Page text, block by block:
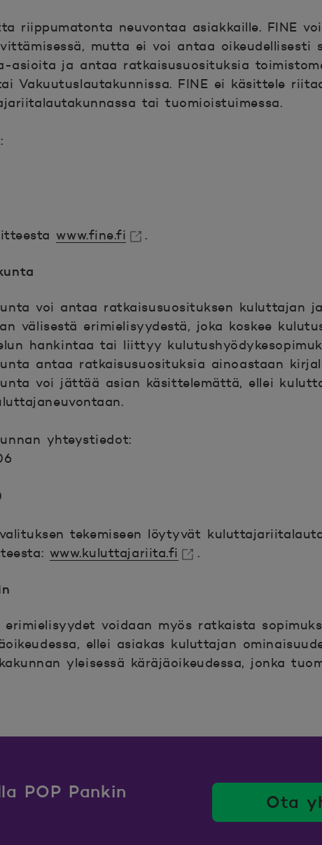
riippumatonta neuvontaa asiakkaille. FINE
mutta ei voi antaa oikeudellisesti
asioita ja antaa ratkaisusuosituksia
Vakuutuslautakunnissa. FINE ei käsittele
tai tuomioistuimessa.
www.fine.fi
.
voi antaa ratkaisusuosituksen kuluttajan ja
välisestä erimielisyydestä, joka koskee
hankintaa tai liittyy
antaa ratkaisusuosituksia ainoastaan
voi jättää asian käsittelemättä, ellei
yhteystiedot:
tekemiseen löytyvät
www.kuluttajariita.fi
.
voidaan myös ratkaista
ellei asiakas kuluttajan
yleisessä käräjäoikeudessa, jonka
POP Pankin
Ota